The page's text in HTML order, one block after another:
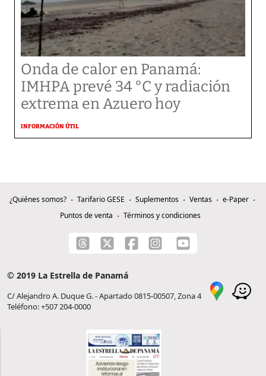
Onda de calor en Panamá:
IMHPA prevé 34 °C y radiación
extrema en Azuero hoy
INFORMACIÓN ÚTIL
¿Quiénes somos? Tarifario GESE Suplementos Ventas
e-Paper
Puntos de venta
Términos y condiciones
© 2019 La Estrella de Panamá
C/ Alejandro A. Duque G. - Apartado 0815-00507, Zona 4
Teléfono: +507 204-0000